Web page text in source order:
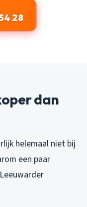
28
dan
helemaal niet bij
een paar